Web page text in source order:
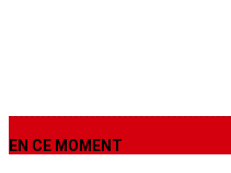
EN CE MOMENT